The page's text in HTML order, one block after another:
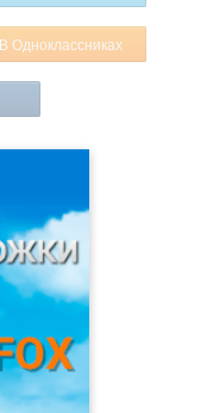
В Одноклассниках